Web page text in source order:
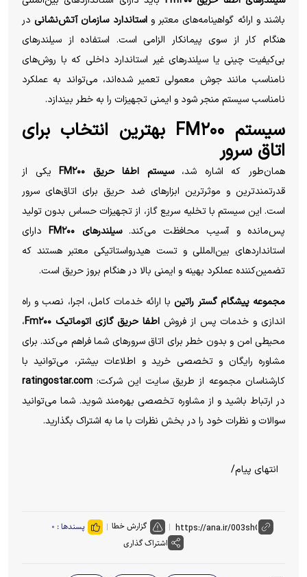
باشند و ارائه گواهینامه‌های معتبر واستاندارد سازمان آتش‌نشانیدر
هنگام کار از سوی پیمانکار الزامی است. استفاده از سیلندرهای
بی‌کیفیت چینی یا سیلندرهای غیر استاندارد داخلی که با روش‌های
نامناسب مانند جوش معمولی تعمیر شده‌اند، می‌تواند به عملکرد
نامناسب سیستم منجر شود و ایمنی تجهیزات را به خطر بیندازد.
سیستم FM۲۰۰ بهترین انتخاب برای
اتاق سرور
همان‌طور که اشاره شد،سیستم اطفا حریق FM۲۰۰
یکی از
قدرتمندترین و موثرترین ابزارهای ضد حریق برای اتاق‌های سرور
است. این سیستم با تخلیه سریع گاز، از تجهیزات حساس بدون تولید
پس‌مانده و آسیب محافظت می‌کند.سیلندرهای FM۲۰۰
دارای
استانداردهای بین‌المللی و تست هیدرواستاتیکی معتبر هستند که
تضمین‌کننده عملکرد بهینه و ایمنی بالا در هنگام بروز حریق است.
مجموعه پیشگام گستر راتین با ارائه خدمات کامل، اجرا، نصب و راه
اندازی و خدمات پس از فروش اطفا حریق گازی اتوماتیک Fm۲۰۰
،
محیطی امن و بدون خطر برای اتاق سرورهای شما فراهم می‌کند. برای
مشاوره رایگان و تخصصی خرید و اطلاعات بیشتر، می‌توانید با
کارشناسان مجموعه از طریق سایت این شرکت: ratingostar.com
در ارتباط باشید و از مشاوره تخصصی بهره‌مند شوید. شما می‌توانید
سوالات و نظرات خود را در بخش نظرات با ما به اشتراک بگذارید.
انتهای پیام/
گزارش خطا پسندها : ۰
اشتراک گذاری